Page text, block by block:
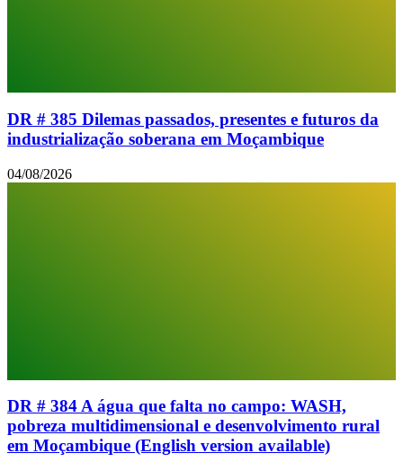
DR # 385 Dilemas passados, presentes e futuros da
industrialização soberana em Moçambique
04/08/2026
DR # 384 A água que falta no campo: WASH,
pobreza multidimensional e desenvolvimento rural
em Moçambique (English version available)